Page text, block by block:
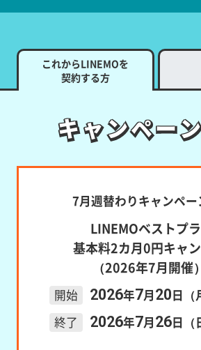
これからLINEMOを
契約する方
キャンペー
キャンペー
7月週替わりキャンペ
LINEMOベストプ
基本料2カ月0円キャ
（2026年7月開催）
開始 2026年7月20日（
終了
2026年7月26日（